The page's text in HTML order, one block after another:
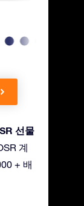
선물
계
+ 배